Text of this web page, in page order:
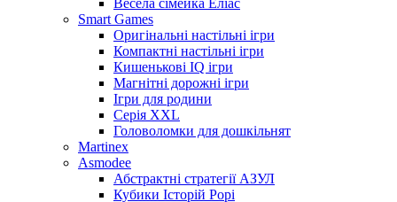
Весела сімейка Еліас
Smart Games
Оригінальні настільні ігри
Компактні настільні ігри
Кишенькові IQ ігри
Магнітні дорожні ігри
Ігри для родини
Серія XXL
Головоломки для дошкільнят
Martinex
Asmodee
Абстрактні стратегії АЗУЛ
Кубики Історій Рорі